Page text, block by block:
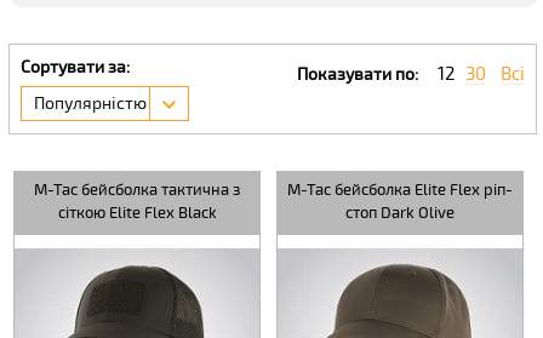
Сортувати за:
Популярністю
Показувати по: 12 30 Всі
M-Tac бейсболка тактична з
сіткою Elite Flex Black
M-Tac бейсболка Elite Flex ріп-
стоп Dark Olive